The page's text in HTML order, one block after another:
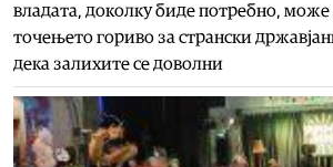
владата, доколку биде потребно, може
точењето гориво за странски
дека залихите се доволни